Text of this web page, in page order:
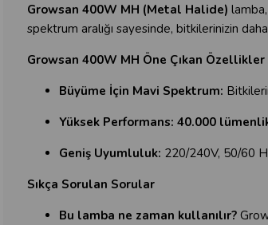
Growsan 400W MH (Metal Halide)
spektrum aralığı sayesinde, bitkilerinizin
Growsan 400W MH Öne Çıkan Özellikler
Büyüme İçin Mavi Spektrum:
Yüksek Performans: 40.000
Geniş Uyumluluk: 220/240V, 50/60
Sıkça Sorulan Sorular
Bu lamba ne zaman kullanılır?